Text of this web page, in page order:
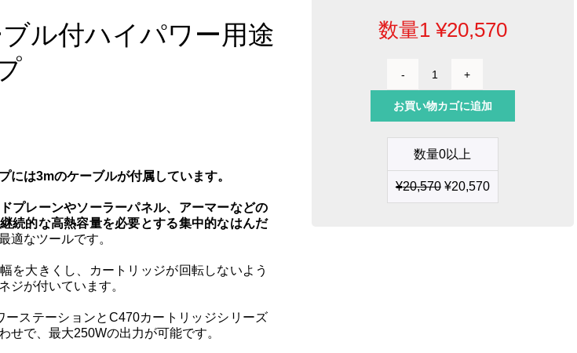
ル付ハイパワー用途
には3mのケーブルが付属しています。
プレーンやソーラーパネル、アーマーなどの
続的な高熱容量を必要とする集中的なはんだ
適なツールです。
を大きくし、カートリッジが回転しないよう
ジが付いています。
ーステーションとC470カートリッジシリーズ
せで、最大250Wの出力が可能です。
数量1 ¥20,570
3m
ー
付
ハ
イ
パ
お買い物カゴに追加
数量0以上
¥20,570 ¥20,570